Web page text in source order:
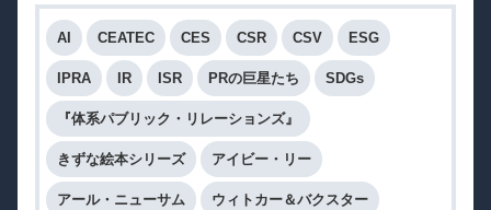
AI CEATEC CES CSR CSV ESG
IPRA IR ISR PRの巨星たち SDGs
『体系パブリック・リレーションズ』
きずな絵本シリーズ アイビー・リー
アール・ニューサム ウィトカー＆バクスター